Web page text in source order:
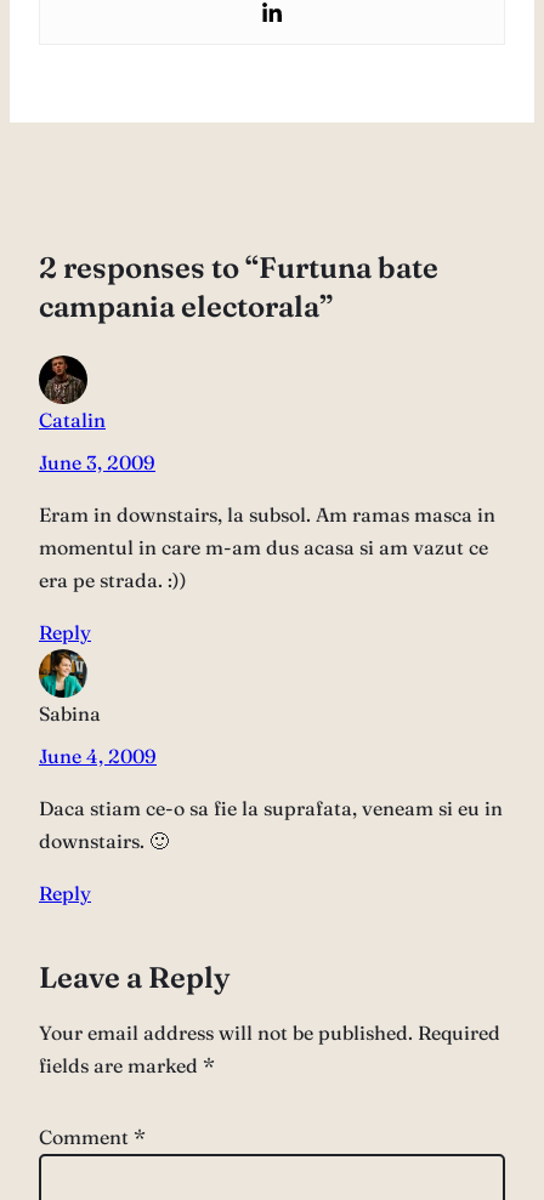
2 responses to “Furtuna bate
campania electorala”
Catalin
June 3, 2009
Eram in downstairs, la subsol. Am ramas masca in
momentul in care m-am dus acasa si am vazut ce
era pe strada. :))
Reply
Sabina
June 4, 2009
Daca stiam ce-o sa fie la suprafata, veneam si eu in
downstairs. 🙂
Reply
Leave a Reply
Your email address will not be published. Required
fields are marked *
Comment *